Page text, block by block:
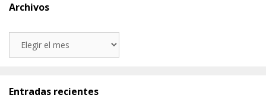
Archivos
Entradas recientes